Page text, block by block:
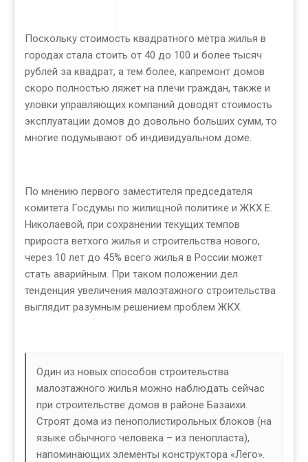
Поскольку стоимость квадратного метра жилья в
городах стала стоить от 40 до 100 и более тысяч
рублей за квадрат, а тем более, капремонт домов
скоро полностью ляжет на плечи граждан, также и
уловки управляющих компаний доводят стоимость
эксплуатации домов до довольно больших сумм, то
многие подумывают об индивидуальном доме.
По мнению первого заместителя председателя
комитета Госдумы по жилищной политике и ЖКХ Е.
Николаевой, при сохранении текущих темпов
прироста ветхого жилья и строительства нового,
через 10 лет до 45% всего жилья в России может
стать аварийным. При таком положении дел
тенденция увеличения малоэтажного строительства
выглядит разумным решением проблем ЖКХ.
Один из новых способов строительства
малоэтажного жилья можно наблюдать сейчас
при строительстве домов в районе Базаихи.
Строят дома из пенополистирольных блоков (на
языке обычного человека – из пенопласта),
напоминающих элементы конструктора «Лего».